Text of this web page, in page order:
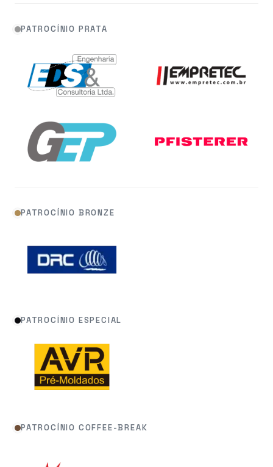
PATROCÍNIO PRATA
PATROCÍNIO BRONZE
PATROCÍNIO ESPECIAL
PATROCÍNIO COFFEE-BREAK